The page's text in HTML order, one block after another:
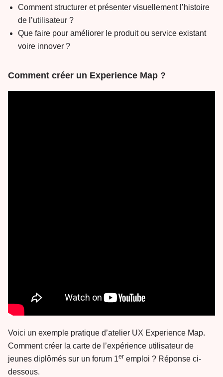
Comment structurer et présenter visuellement l’histoire
de l’utilisateur ?
Que faire pour améliorer le produit ou service existant
voire innover ?
Comment créer un Experience Map ?
Voici un exemple pratique d’atelier UX Experience Map.
Comment créer la carte de l’expérience utilisateur de
jeunes diplômés sur un forum 1er emploi ? Réponse ci-
dessous.